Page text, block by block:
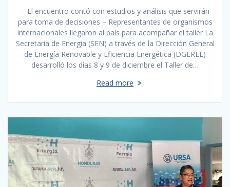
– El encuentro contó con estudios y análisis que servirán
para toma de decisiones – Representantes de organismos
internacionales llegaron al país para acompañar el taller La
Secretaría de Energía (SEN) a través de la Dirección General
de Energía Renovable y Eficiencia Energética (DGEREE)
desarrolló los días 8 y 9 de diciembre el Taller de…
Read more